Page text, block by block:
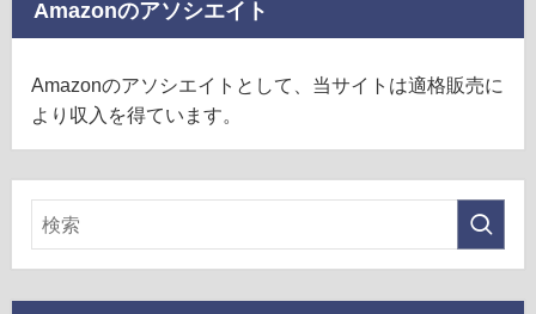
Amazonのアソシエイト
Amazonのアソシエイトとして、当サイトは適格販売に
より収入を得ています。